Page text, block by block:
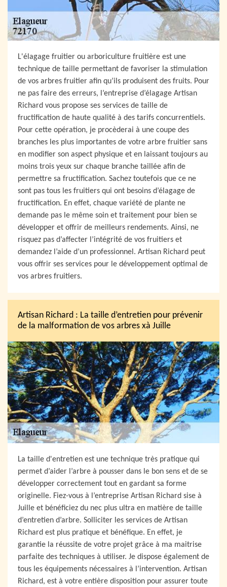
L'élagage fruitier ou arboriculture fruitière est une
technique de taille permettant de favoriser la stimulation
de vos arbres fruitier afin qu’ils produisent des fruits. Pour
ne pas faire des erreurs, l’entreprise d’élagage Artisan
Richard vous propose ses services de taille de
fructification de haute qualité à des tarifs concurrentiels.
Pour cette opération, je procèderai à une coupe des
branches les plus importantes de votre arbre fruitier sans
en modifier son aspect physique et en laissant toujours au
moins trois yeux sur chaque branche taillée afin de
permettre sa fructification. Sachez toutefois que ce ne
sont pas tous les fruitiers qui ont besoins d’élagage de
fructification. En effet, chaque variété de plante ne
demande pas le même soin et traitement pour bien se
développer et offrir de meilleurs rendements. Ainsi, ne
risquez pas d’affecter l’intégrité de vos fruitiers et
demandez l’aide d’un professionnel. Artisan Richard peut
vous offrir ses services pour le développement optimal de
vos arbres fruitiers.
Artisan Richard : La taille d’entretien pour prévenir
de la malformation de vos arbres xà Juille
La taille d'entretien est une technique très pratique qui
permet d’aider l’arbre à pousser dans le bon sens et de se
développer correctement tout en gardant sa forme
originelle. Fiez-vous à l’entreprise Artisan Richard sise à
Juille et bénéficiez du nec plus ultra en matière de taille
d’entretien d’arbre. Solliciter les services de Artisan
Richard est plus pratique et bénéfique. En effet, je
garantie la réussite de votre projet grâce à ma maitrise
parfaite des techniques à utiliser. Je dispose également de
tous les équipements nécessaires à l’intervention. Artisan
Richard, est à votre entière disposition pour assurer toute